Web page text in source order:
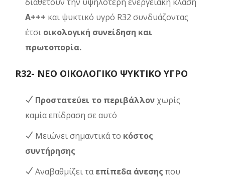
διαθέτουν την υψηλότερη ενεργειακή κλάση
Α+++ και ψυκτικό υγρό R32 συνδυάζοντας
έτσι οικολογική συνείδηση και
πρωτοπορία.
R32- ΝΕΟ ΟΙΚΟΛΟΓΙΚΟ ΨΥΚΤΙΚΟ ΥΓΡΟ
Προστατεύει το περιβάλλον χωρίς
καμία επίδραση σε αυτό
Μειώνει σημαντικά το κόστος
συντήρησης
Αναβαθμίζει ταεπίπεδα άνεσης που